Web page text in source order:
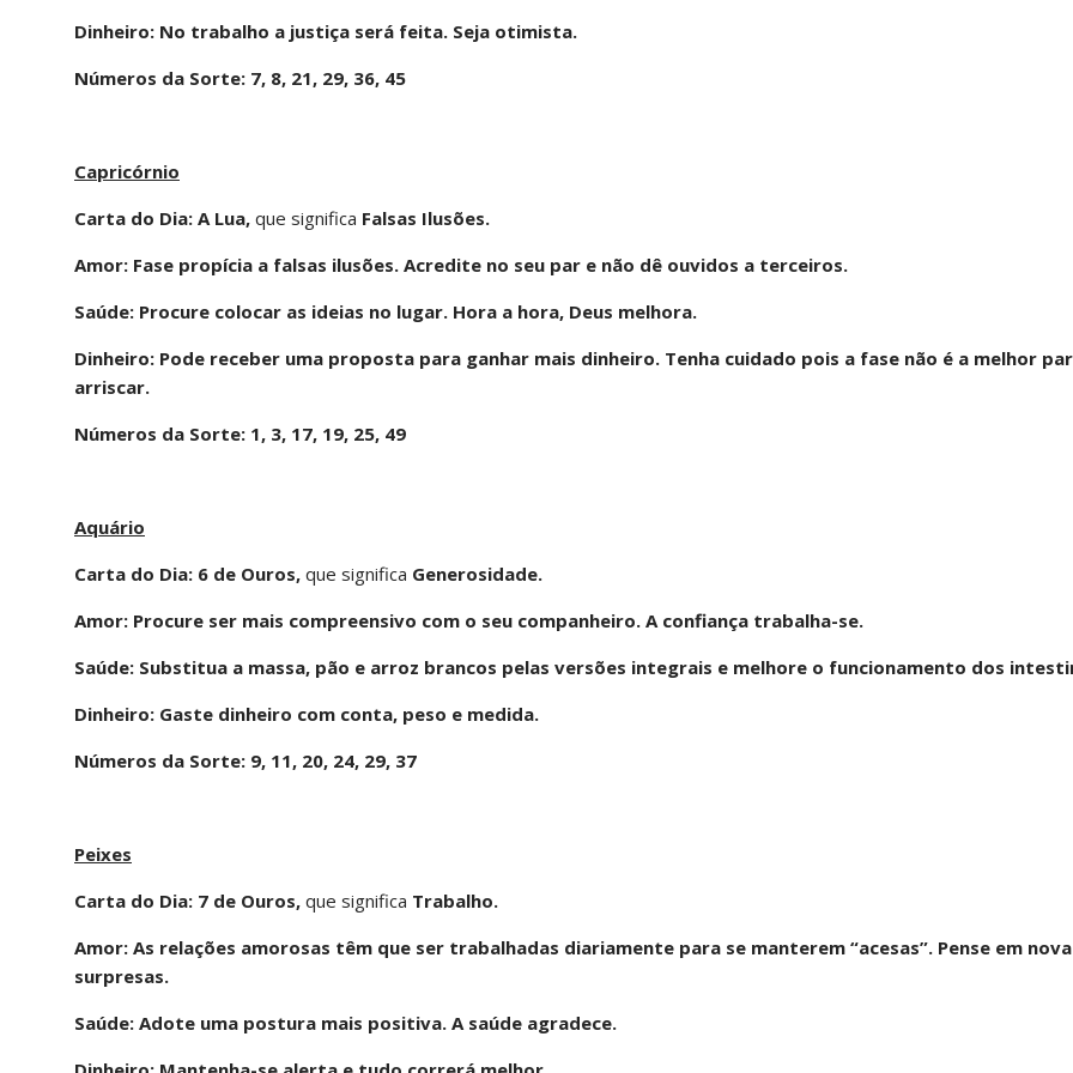
Dinheiro: No trabalho a justiça será feita. Seja otimista.
Números da Sorte: 7, 8, 21, 29, 36, 45
Capricórnio
Carta do Dia: A Lua, que significa Falsas Ilusões.
Amor: Fase propícia a falsas ilusões. Acredite no seu par e não dê ouvidos a terceiros.
Saúde: Procure colocar as ideias no lugar. Hora a hora, Deus melhora.
Dinheiro: Pode receber uma proposta para ganhar mais dinheiro. Tenha cuidado pois a fase não é a melhor
arriscar.
Números da Sorte: 1, 3, 17, 19, 25, 49
Aquário
Carta do Dia: 6 de Ouros, que significa Generosidade.
Amor: Procure ser mais compreensivo com o seu companheiro. A confiança trabalha-se.
Saúde: Substitua a massa, pão e arroz brancos pelas versões integrais e melhore o funcionamento dos
Dinheiro: Gaste dinheiro com conta, peso e medida.
Números da Sorte: 9, 11, 20, 24, 29, 37
Peixes
Carta do Dia: 7 de Ouros, que significa Trabalho.
Amor: As relações amorosas têm que ser trabalhadas diariamente para se manterem “acesas”. Pense em
surpresas.
Saúde: Adote uma postura mais positiva. A saúde agradece.